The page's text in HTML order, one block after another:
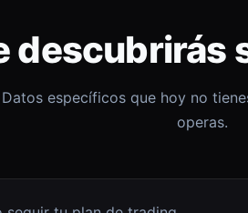
descubrirás
Datos específicos que hoy no
operas.